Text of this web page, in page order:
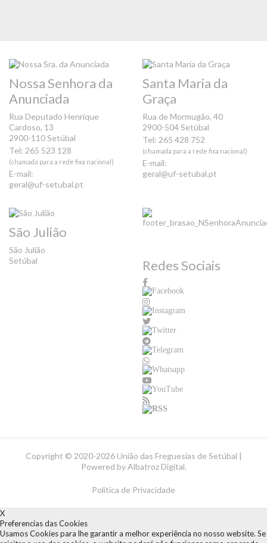
Nossa Senhora da
Anunciada
Rua Deputado Henrique
Cardoso, 13
2900-110 Setúbal
Tel: 265 523 128
(chamada para a rede fixa nacional)
E-mail:
geral@uf-setubal.pt
Santa Maria da
Graça
Rua de Mormugão, 40
2900-504 Setúbal
Tel: 265 428 752
(chamada para a rede fixa nacional)
E-mail:
geral@uf-setubal.pt
São Julião
São Julião
Setúbal
Redes Sociais
Copyright © 2020-2026 União das Freguesias de Setúbal |
Powered byAlbatroz Digital.
Política de Privacidade
X
Preferencias das Cookies
Usamos Cookies para lhe garantir a melhor experiência no nosso website. Se